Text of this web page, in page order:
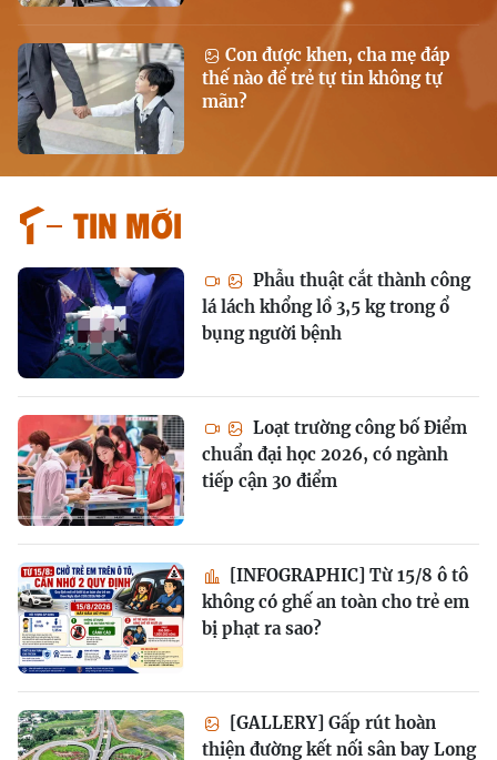
Con được khen, cha mẹ đáp
thế nào để trẻ tự tin không tự
mãn?
Tin mới
Phẫu thuật cắt thành công
lá lách khổng lồ 3,5 kg trong ổ
bụng người bệnh
Loạt trường công bố Điểm
chuẩn đại học 2026, có ngành
tiếp cận 30 điểm
[INFOGRAPHIC] Từ 15/8 ô tô
không có ghế an toàn cho trẻ em
bị phạt ra sao?
[GALLERY] Gấp rút hoàn
thiện đường kết nối sân bay Long